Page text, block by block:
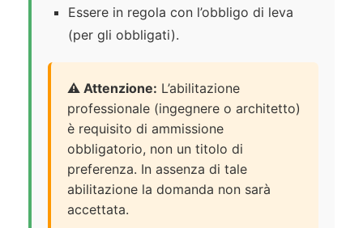
Essere in regola con l’obbligo di leva
(per gli obbligati).
⚠️ Attenzione: L’abilitazione
professionale (ingegnere o architetto)
è requisito di ammissione
obbligatorio, non un titolo di
preferenza. In assenza di tale
abilitazione la domanda non sarà
accettata.